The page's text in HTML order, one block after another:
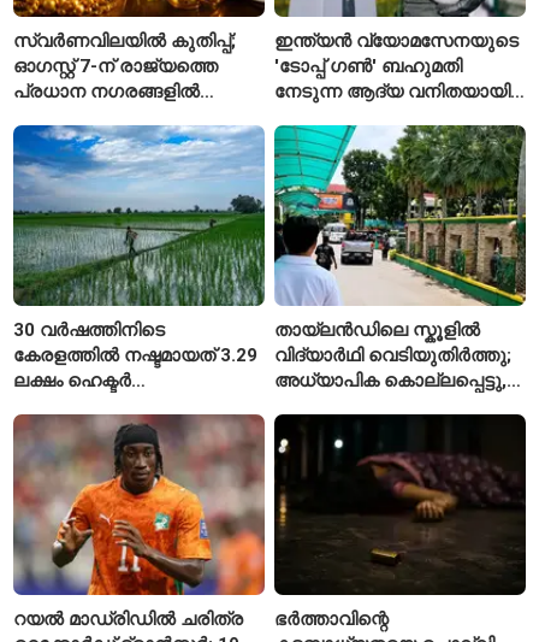
സ്വർണവിലയിൽ കുതിപ്പ്;
ഓഗസ്റ്റ് 7-ന് രാജ്യത്തെ
പ്രധാന നഗരങ്ങളിൽ
ഇന്ത്യൻ വ്യോമസേനയുടെ
'ടോപ്പ് ഗൺ' ബഹുമതി
നേടുന്ന ആദ്യ വനിതയായി
30 വർഷത്തിനിടെ
കേരളത്തിൽ നഷ്ടമായത് 3.29
ലക്ഷം ഹെക്ടർ
തായ്‌ലൻഡിലെ സ്കൂളിൽ
വിദ്യാർഥി വെടിയുതിർത്തു;
അധ്യാപിക കൊല്ലപ്പെട്ടു,
റയൽ മാഡ്രിഡിൽ ചരിത്ര
ഭർത്താവിന്റെ